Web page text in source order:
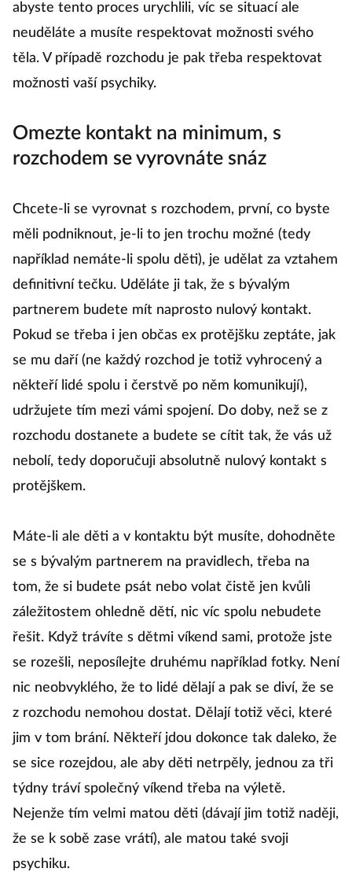
abyste tento proces urychlili, víc se situací ale
neuděláte a musíte respektovat možnosti svého
těla. V případě rozchodu je pak třeba respektovat
možnosti vaší psychiky.
Omezte kontakt na minimum, s
rozchodem se vyrovnáte snáz
Chcete-li se vyrovnat s rozchodem, první, co byste
měli podniknout, je-li to jen trochu možné (tedy
například nemáte-li spolu děti), je udělat za vztahem
definitivní tečku. Uděláte ji tak, že s bývalým
partnerem budete mít naprosto nulový kontakt.
Pokud se třeba i jen občas ex protějšku zeptáte, jak
se mu daří (ne každý rozchod je totiž vyhrocený a
někteří lidé spolu i čerstvě po něm komunikují),
udržujete tím mezi vámi spojení. Do doby, než se z
rozchodu dostanete a budete se cítit tak, že vás už
nebolí, tedy doporučuji absolutně nulový kontakt s
protějškem.
Máte-li ale děti a v kontaktu být musíte, dohodněte
se s bývalým partnerem na pravidlech, třeba na
tom, že si budete psát nebo volat čistě jen kvůli
záležitostem ohledně dětí, nic víc spolu nebudete
řešit. Když trávíte s dětmi víkend sami, protože jste
se rozešli, neposílejte druhému například fotky. Není
nic neobvyklého, že to lidé dělají a pak se diví, že se
z rozchodu nemohou dostat. Dělají totiž věci, které
jim v tom brání. Někteří jdou dokonce tak daleko, že
se sice rozejdou, ale aby děti netrpěly, jednou za tři
týdny tráví společný víkend třeba na výletě.
Nejenže tím velmi matou děti (dávají jim totiž naději,
že se k sobě zase vrátí), ale matou také svoji
psychiku.